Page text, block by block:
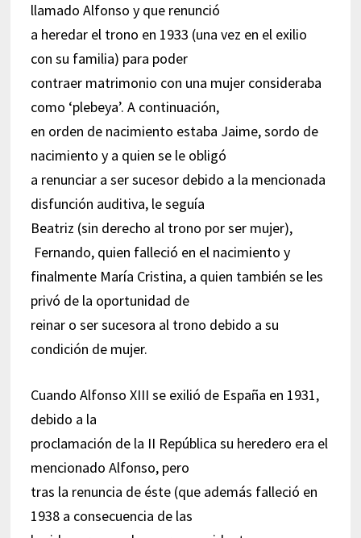
llamado Alfonso y que renunció
a heredar el trono en 1933 (una vez en el exilio
con su familia) para poder
contraer matrimonio con una mujer consideraba
como ‘plebeya’. A continuación,
en orden de nacimiento estaba Jaime, sordo de
nacimiento y a quien se le obligó
a renunciar a ser sucesor debido a la mencionada
disfunción auditiva, le seguía
Beatriz (sin derecho al trono por ser mujer),
Fernando, quien falleció en el nacimiento y
finalmente María Cristina, a quien también se les
privó de la oportunidad de
reinar o ser sucesora al trono debido a su
condición de mujer.
Cuando Alfonso XIII se exilió de España en 1931,
debido a la
proclamación de la II República su heredero era el
mencionado Alfonso, pero
tras la renuncia de éste (que además falleció en
1938 a consecuencia de las